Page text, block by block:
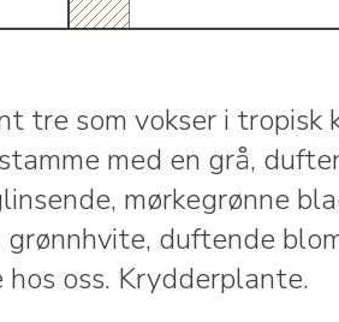
tre som vokser i tropisk
med en grå,
mørkegrønne
duftende
oss. Krydderplante.